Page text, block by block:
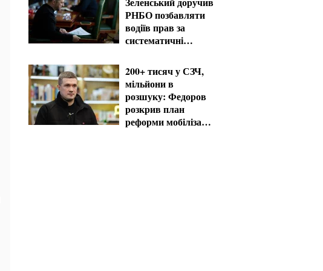
РНБО позбавляти
водіїв прав за
систематичні
200+ тисяч у СЗЧ,
мільйони в
розшуку: Федоров
розкрив план
реформи мобілізації